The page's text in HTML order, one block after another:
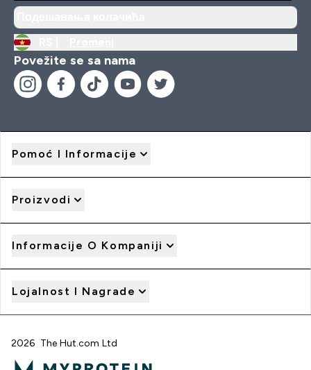
Povežite se sa nama
Pomoć I Informacije
Proizvodi
Informacije O Kompaniji
Lojalnost I Nagrade
2026 The Hut.com Ltd